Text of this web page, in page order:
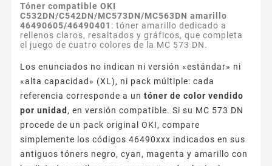
Tóner compatible OKI
C532DN/C542DN/MC573DN/MC563DN amarillo
46490605/46490401 : tóner amarillo dedicado a
rellenos claros, resaltados y gráficos, que completa
el juego de cuatro colores de la MC 573 DN.
Los enunciados no indican ni versión «estándar» ni
«alta capacidad» (XL), ni pack múltiple: cada
referencia corresponde a un tóner de color vendido
por unidad , en versión compatible. Si su MC 573 DN
procede de un pack original OKI, compare
simplemente los códigos 46490xxx indicados en sus
antiguos tóners negro, cyan, magenta y amarillo con